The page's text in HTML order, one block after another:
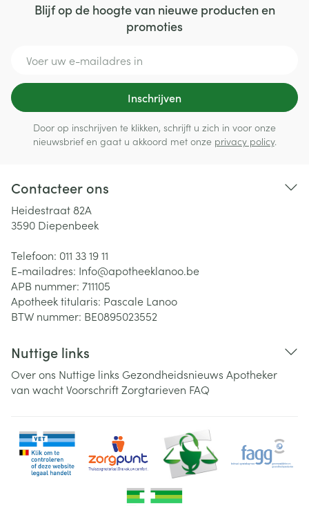
Blijf op de hoogte van nieuwe producten en
promoties
Inschrijven
Door op inschrijven te klikken, schrijft u zich in voor onze
nieuwsbrief en gaat u akkoord met onze privacy policy.
Contacteer ons
Heidestraat 82A
3590 Diepenbeek
Telefoon: 011 33 19 11
E-mailadres: Info@apotheeklanoo.be
APB nummer: 711105
Apotheek titularis: Pascale Lanoo
BTW nummer: BE0895023552
Nuttige links
Over ons Nuttige links Gezondheidsnieuws Apotheker
van wachtVoorschriftZorgtarieven FAQ